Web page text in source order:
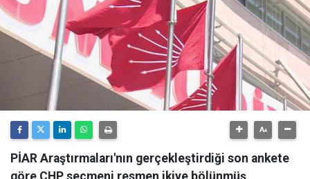
PİAR Araştırmaları'nın gerçekleştirdiği son ankete
göre CHP seçmeni resmen ikiye bölünmüş